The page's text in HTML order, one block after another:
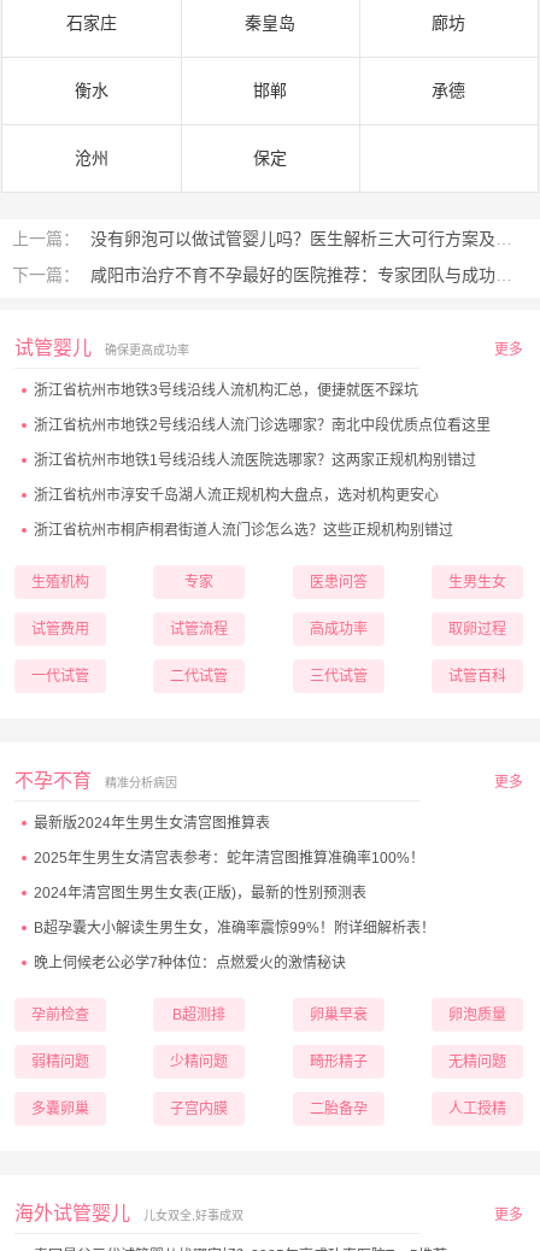
石家庄 秦皇岛 廊坊
衡水 邯郸 承德
沧州 保定
上一篇：
没有卵泡可以做试管婴儿吗？医生解析三大可行方案及成功率
下一篇：
咸阳市治疗不育不孕最好的医院推荐：专家团队与成功率解析
试管婴儿 确保更高成功率 更多
浙江省杭州市地铁3号线沿线人流机构汇总，便捷就医不踩坑
浙江省杭州市地铁2号线沿线人流门诊选哪家？南北中段优质点位看这里
浙江省杭州市地铁1号线沿线人流医院选哪家？这两家正规机构别错过
浙江省杭州市淳安千岛湖人流正规机构大盘点，选对机构更安心
浙江省杭州市桐庐桐君街道人流门诊怎么选？这些正规机构别错过
生殖机构 专家 医患问答 生男生女
试管费用 试管流程 高成功率 取卵过程
一代试管 二代试管 三代试管 试管百科
不孕不育 精准分析病因 更多
最新版2024年生男生女清宫图推算表
2025年生男生女清宫表参考：蛇年清宫图推算准确率100%！
2024年清宫图生男生女表(正版)，最新的性别预测表
B超孕囊大小解读生男生女，准确率震惊99%！附详细解析表！
晚上伺候老公必学7种体位：点燃爱火的激情秘诀
孕前检查 B超测排 卵巢早衰 卵泡质量
弱精问题 少精问题 畸形精子 无精问题
多囊卵巢 子宫内膜 二胎备孕 人工授精
海外试管婴儿 儿女双全,好事成双 更多